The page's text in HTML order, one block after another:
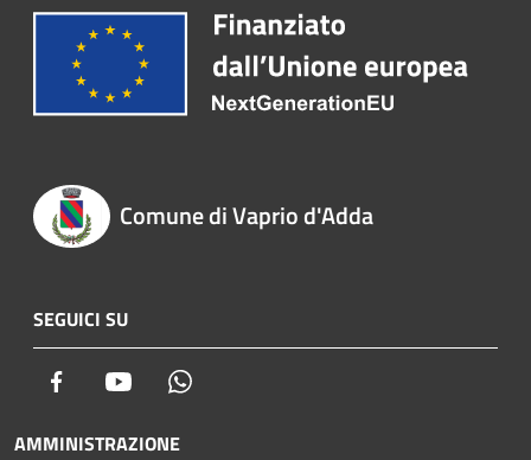
Comune di Vaprio d'Adda
SEGUICI SU
Facebook Youtube
AMMINISTRAZIONE